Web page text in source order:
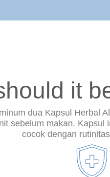
it
dua Kapsul Herbal
sebelum makan. Kapsul
cocok dengan